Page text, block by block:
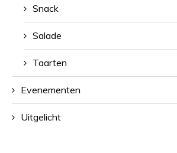
Snack
Salade
Taarten
Evenementen
Uitgelicht